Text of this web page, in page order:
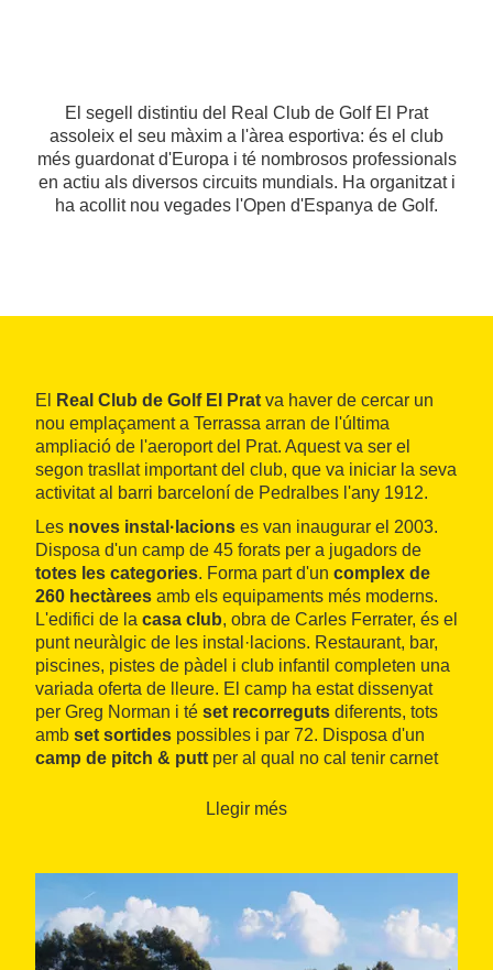
El segell distintiu del Real Club de Golf El Prat
assoleix el seu màxim a l'àrea esportiva: és el club
més guardonat d'Europa i té nombrosos professionals
en actiu als diversos circuits mundials. Ha organitzat i
ha acollit nou vegades l'Open d'Espanya de Golf.
El Real Club de Golf El Prat va haver de cercar un
nou emplaçament a Terrassa arran de l'última
ampliació de l'aeroport del Prat. Aquest va ser el
segon trasllat important del club, que va iniciar la seva
activitat al barri barceloní de Pedralbes l'any 1912.
Les noves instal·lacions es van inaugurar el 2003.
Disposa d'un camp de 45 forats per a jugadors de
totes les categories. Forma part d'un complex de
260 hectàrees amb els equipaments més moderns.
L'edifici de la casa club, obra de Carles Ferrater, és el
punt neuràlgic de les instal·lacions. Restaurant, bar,
piscines, pistes de pàdel i club infantil completen una
variada oferta de lleure. El camp ha estat dissenyat
per Greg Norman i té set recorreguts diferents, tots
amb set sortides possibles i par 72. Disposa d'un
camp de pitch & putt per al qual no cal tenir carnet
Ha acollit més de 250 campionats nacionals i
com Ballesteros i Olazábal han jugat als seus forats.
El camp, que compta amb una moderna discoteca
dissenyada per Carlos Ferrater i una via de conducció
Llegir més